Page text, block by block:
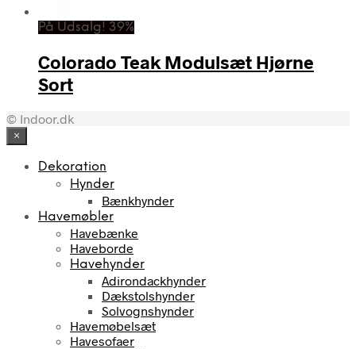
På Udsalg! 39%
Colorado Teak Modulsæt Hjørne
Sort
© Indoor.dk
×
Dekoration
Hynder
Bænkhynder
Havemøbler
Havebænke
Haveborde
Havehynder
Adirondackhynder
Dækstolshynder
Solvognshynder
Havemøbelsæt
Havesofaer